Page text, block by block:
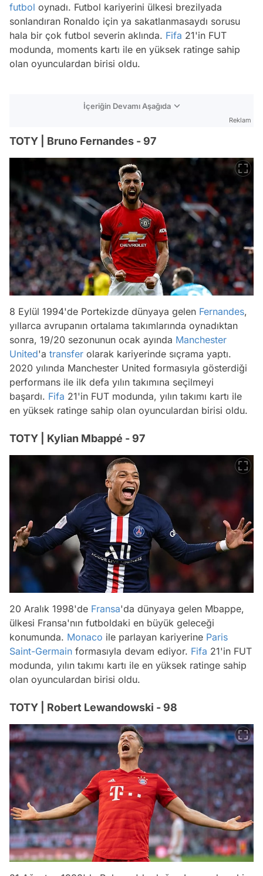
futbol oynadı. Futbol kariyerini ülkesi brezilyada
sonlandıran Ronaldo için ya sakatlanmasaydı sorusu
hala bir çok futbol severin aklında. Fifa 21'in FUT
modunda, moments kartı ile en yüksek ratinge sahip
olan oyunculardan birisi oldu.
İçeriğin Devamı Aşağıda
Reklam
TOTY | Bruno Fernandes - 97
8 Eylül 1994'de Portekizde dünyaya gelen Fernandes,
yıllarca avrupanın ortalama takımlarında oynadıktan
sonra, 19/20 sezonunun ocak ayında Manchester
United'a transfer olarak kariyerinde sıçrama yaptı.
2020 yılında Manchester United formasıyla gösterdiği
performans ile ilk defa yılın takımına seçilmeyi
başardı. Fifa 21'in FUT modunda, yılın takımı kartı ile
en yüksek ratinge sahip olan oyunculardan birisi oldu.
TOTY | Kylian Mbappé - 97
20 Aralık 1998'de Fransa'da dünyaya gelen Mbappe,
ülkesi Fransa'nın futboldaki en büyük geleceği
konumunda. Monaco ile parlayan kariyerine Paris
Saint-Germain formasıyla devam ediyor. Fifa 21'in FUT
modunda, yılın takımı kartı ile en yüksek ratinge sahip
olan oyunculardan birisi oldu.
TOTY | Robert Lewandowski - 98